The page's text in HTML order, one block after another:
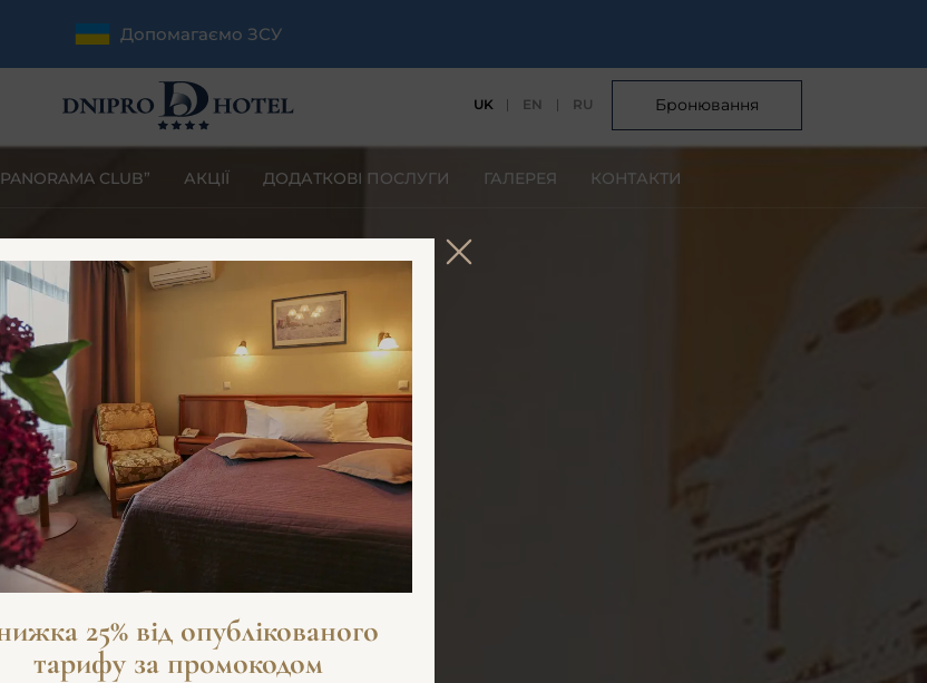
Допомагаємо ЗСУ
UK EN RU Бронювання
CLUB” АКЦІЇ ДОДАТКОВІ ПОСЛУГИ ГАЛЕРЕЯ КОНТАКТИ
25% від опублікованого
тарифу за промокодом